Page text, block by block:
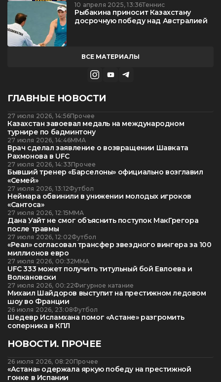
10 апреля 2025, 13:36Теннис
Рыбакина приносит Казахстану
досрочную победу над Австралией
ВСЕ МАТЕРИАЛЫ
ГЛАВНЫЕ НОВОСТИ
27 июля 2026, 14:56Прочее
Казахстан завоевал медаль на международном
турнире по бадминтону
27 июля 2026, 14:46ММА
Врач сделал заявление о возвращении Шавката
Рахмонова в UFC
27 июля 2026, 14:33Прочее
Бывший тренер «Барселоны» официально возглавил
«Семей»
27 июля 2026, 13:12Футбол
Неймара обвинили в унижении молодых игроков
«Сантоса»
27 июля 2026, 12:15ММА
Дана Уайт не смог объяснить поступок МакГрегора
после травмы
27 июля 2026, 12:02Футбол
«Реал» согласовал трансфер звездного вингера за 100
миллионов евро
27 июля 2026, 00:32ММА
UFC 333 может получить титульный бой Евлоева и
Волкановски
27 июля 2026, 00:22Фигурное катание
Михаил Шайдоров выступит на престижном ледовом
шоу во Франции
26 июля 2026, 23:08Футбол
Шедевр Исламхана помог «Астане» разгромить
соперника в КПЛ
НОВОСТИ. ПРОЧЕЕ
26 июля 2026, 08:20Прочее
«Астана» одержала яркую победу на престижной
гонке в Испании